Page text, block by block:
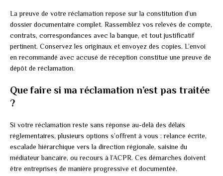
La preuve de votre réclamation repose sur la constitution d’un
dossier documentaire complet. Rassemblez vos relevés de compte,
contrats, correspondances avec la banque, et tout justificatif
pertinent. Conservez les originaux et envoyez des copies. L’envoi
en recommandé avec accusé de réception constitue une preuve de
dépôt de réclamation.
Que faire si ma réclamation n’est pas traitée
?
Si votre réclamation reste sans réponse au-delà des délais
réglementaires, plusieurs options s’offrent à vous : relance écrite,
escalade hiérarchique vers la direction régionale, saisine du
médiateur bancaire, ou recours à l’ACPR. Ces démarches doivent
être entreprises de manière progressive et documentée.